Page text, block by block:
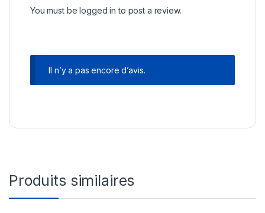
You must belogged in to post a review.
Il n’y a pas encore d’avis.
Produits similaires